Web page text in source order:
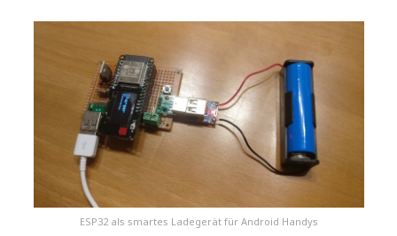
ESP32 als smartes Ladegerät für Android Handys